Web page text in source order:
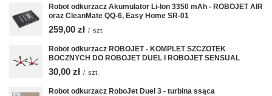
Robot odkurzacz Akumulator Li-Ion 3350 mAh - ROBOJET AIR
oraz CleanMate QQ-6, Easy Home SR-01
259,00 zł / szt.
Robot odkurzacz ROBOJET - KOMPLET SZCZOTEK
BOCZNYCH DO ROBOJET DUEL I ROBOJET SENSUAL
30,00 zł / szt.
Robot odkurzacz RoboJet Duel 3 - turbina ssąca